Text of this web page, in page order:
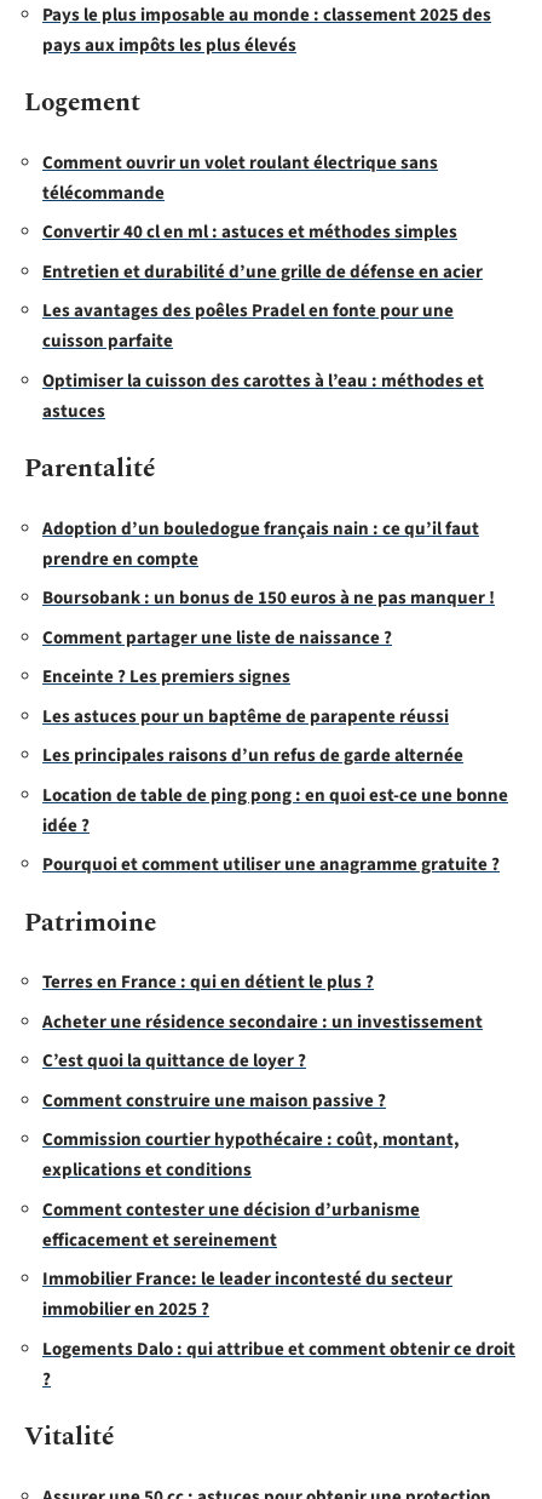
Pays le plus imposable au monde : classement 2025 des
pays aux impôts les plus élevés
Logement
Comment ouvrir un volet roulant électrique sans
télécommande
Convertir 40 cl en ml : astuces et méthodes simples
Entretien et durabilité d’une grille de défense en acier
Les avantages des poêles Pradel en fonte pour une
cuisson parfaite
Optimiser la cuisson des carottes à l’eau : méthodes et
astuces
Parentalité
Adoption d’un bouledogue français nain : ce qu’il faut
prendre en compte
Boursobank : un bonus de 150 euros à ne pas manquer !
Comment partager une liste de naissance ?
Enceinte ? Les premiers signes
Les astuces pour un baptême de parapente réussi
Les principales raisons d’un refus de garde alternée
Location de table de ping pong : en quoi est-ce une bonne
idée ?
Pourquoi et comment utiliser une anagramme gratuite ?
Patrimoine
Terres en France : qui en détient le plus ?
Acheter une résidence secondaire : un investissement
C’est quoi la quittance de loyer ?
Comment construire une maison passive ?
Commission courtier hypothécaire : coût, montant,
explications et conditions
Comment contester une décision d’urbanisme
efficacement et sereinement
Immobilier France: le leader incontesté du secteur
immobilier en 2025 ?
Logements Dalo : qui attribue et comment obtenir ce droit
?
Vitalité